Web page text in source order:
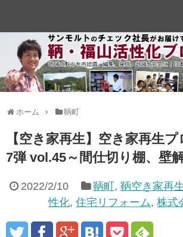
ホーム 鞆町
【空き家再生】空き家再生
7弾 vol.45～間仕切り棚、壁
2022/2/10 鞆町 , 鞆空き家再生
性化,住宅リフォーム,株式